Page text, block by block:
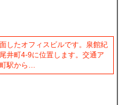
したオフィスビルです。泉館紀
井町4-9に位置します。交通ア
駅から…